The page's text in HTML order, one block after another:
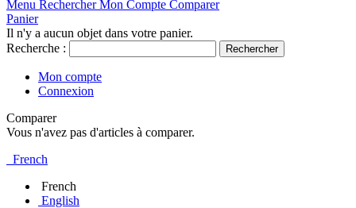
Menu Rechercher Mon Compte Comparer
Panier
Il n'y a aucun objet dans votre panier.
Recherche :
Rechercher
Mon compte
Connexion
Comparer
Vous n'avez pas d'articles à comparer.
French
French
English